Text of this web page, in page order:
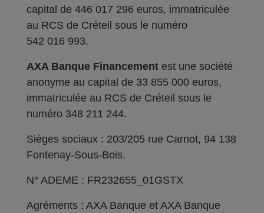
capital de 446 017 296 euros, immatriculée
au RCS de Créteil sous le numéro
542 016 993.
AXA Banque Financement est une société
anonyme au capital de 33 855 000 euros,
immatriculée au RCS de Créteil sous le
numéro 348 211 244.
Sièges sociaux : 203/205 rue Carnot, 94 138
Fontenay-Sous-Bois.
N° ADEME : FR232655_01GSTX
Agréments : AXA Banque et AXA Banque